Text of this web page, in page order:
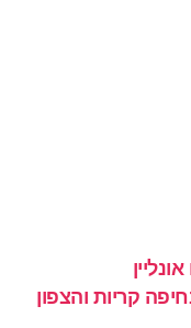
קריות והצפון